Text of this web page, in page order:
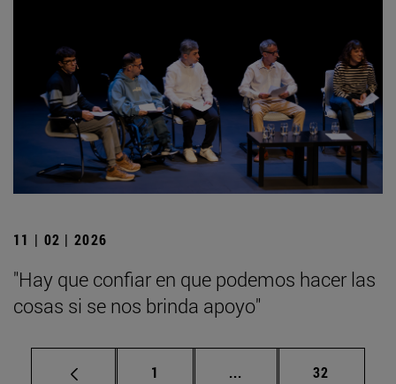
11 | 02 | 2026
"Hay que confiar en que podemos hacer las
cosas si se nos brinda apoyo"
Página
1 ... Páginas intermedias
Página
32